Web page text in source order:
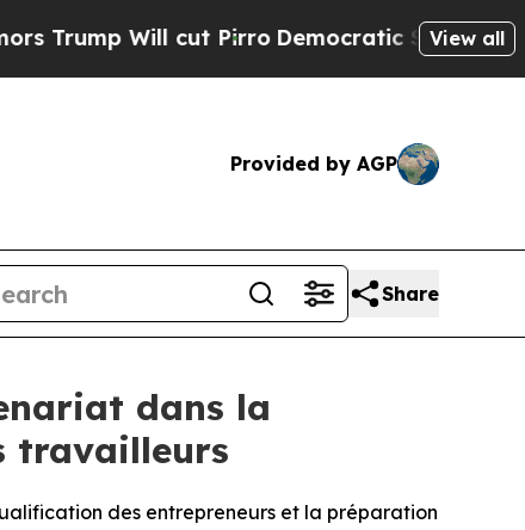
Will cut Pirro Democratic Socialists ofView all
Provided by AGP
Share
dans la
travailleurs
des entrepreneurs et la préparation